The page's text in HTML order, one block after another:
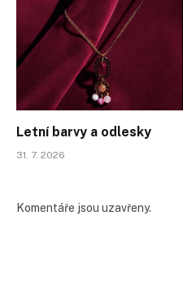
Letní barvy a odlesky
31. 7. 2026
Komentáře jsou uzavřeny.